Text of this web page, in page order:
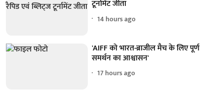
टूर्नामेंट जीता
14 hours ago
'AIFF को भारत-ब्राजील मैच के लिए पूर्ण
समर्थन का आश्वासन'
17 hours ago